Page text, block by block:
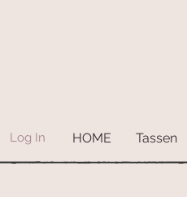
Log In HOME Tassen